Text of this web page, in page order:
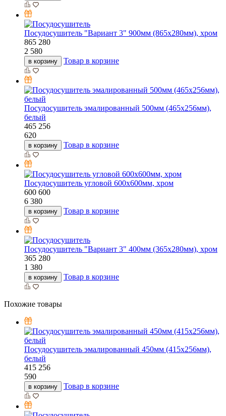
Посудосушитель "Вариант 3" 900мм (865х280мм), хром
865 280
2 580
в корзину Товар в корзине
Посудосушитель эмалированный 500мм (465х256мм),
белый
465 256
620
в корзину Товар в корзине
Посудосушитель угловой 600х600мм, хром
600 600
6 380
в корзину Товар в корзине
Посудосушитель "Вариант 3" 400мм (365х280мм), хром
365 280
1 380
в корзину Товар в корзине
Похожие товары
Посудосушитель эмалированный 450мм (415х256мм),
белый
415 256
590
в корзину Товар в корзине